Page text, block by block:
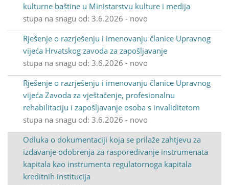
kulturne baštine u Ministarstvu kulture i medija
stupa na snagu od: 3.6.2026 - novo
Rješenje o razrješenju i imenovanju članice Upravnog
vijeća Hrvatskog zavoda za zapošljavanje
stupa na snagu od: 3.6.2026 - novo
Rješenje o razrješenju i imenovanju članice Upravnog
vijeća Zavoda za vještačenje, profesionalnu
rehabilitaciju i zapošljavanje osoba s invaliditetom
stupa na snagu od: 3.6.2026 - novo
Odluka o dokumentaciji koja se prilaže zahtjevu za
izdavanje odobrenja za raspoređivanje instrumenata
kapitala kao instrumenta regulatornoga kapitala
kreditnih institucija